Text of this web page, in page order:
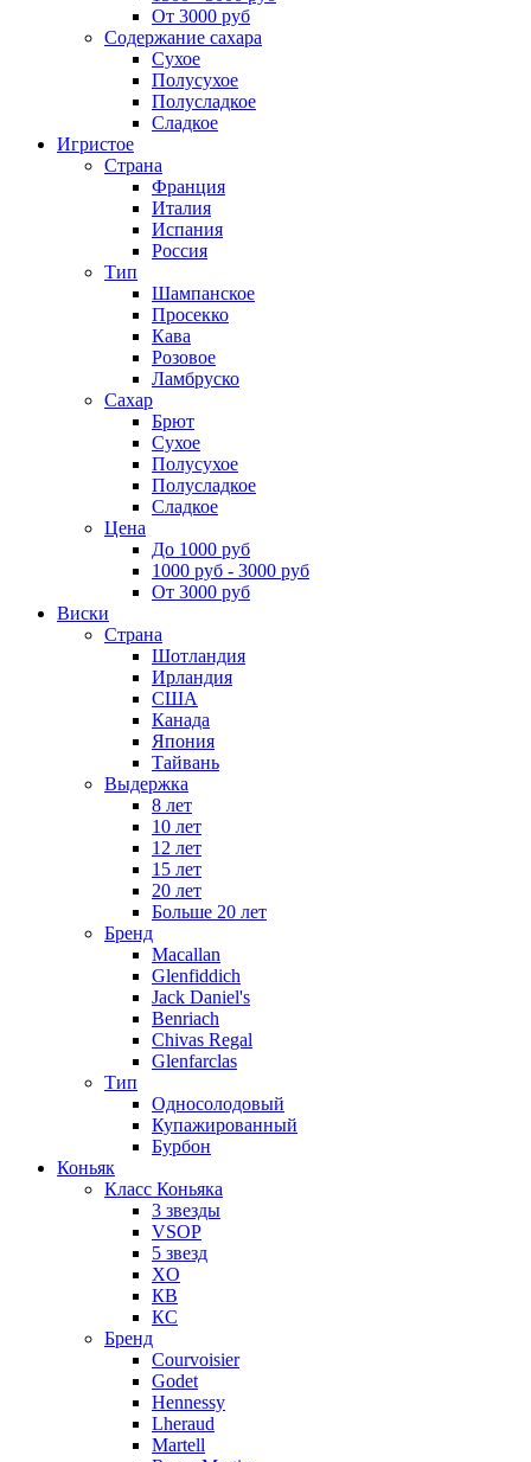
От 3000 руб
Содержание сахара
Сухое
Полусухое
Полусладкое
Сладкое
Игристое
Страна
Франция
Италия
Испания
Россия
Тип
Шампанское
Просекко
Кава
Розовое
Ламбруско
Сахар
Брют
Сухое
Полусухое
Полусладкое
Сладкое
Цена
До 1000 руб
1000 руб - 3000 руб
От 3000 руб
Виски
Страна
Шотландия
Ирландия
США
Канада
Япония
Тайвань
Выдержка
8 лет
10 лет
12 лет
15 лет
20 лет
Больше 20 лет
Бренд
Macallan
Glenfiddich
Jack Daniel's
Benriach
Chivas Regal
Glenfarclas
Тип
Односолодовый
Купажированный
Бурбон
Коньяк
Класс Коньяка
3 звезды
VSOP
5 звезд
XO
КВ
КС
Бренд
Courvoisier
Godet
Hennessy
Lheraud
Martell